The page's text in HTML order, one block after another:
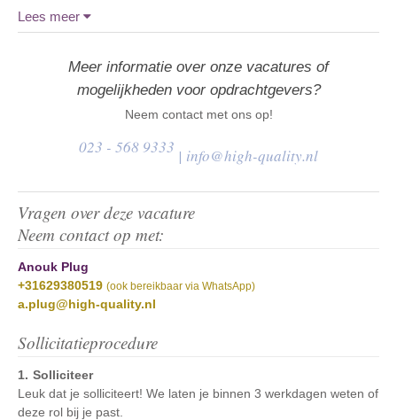
Vragen over deze vacature
Neem contact op met:
Anouk Plug
+31629380519 (ook bereikbaar via WhatsApp)
a.plug@high-quality.nl
Sollicitatieprocedure
Solliciteer
Leuk dat je solliciteert! We laten je binnen 3 werkdagen weten of
deze rol bij je past.
Lees meer
Meer informatie over onze vacatures of
mogelijkheden voor opdrachtgevers?
Neem contact met ons op!
023 - 568 9333 | info@high-quality.nl